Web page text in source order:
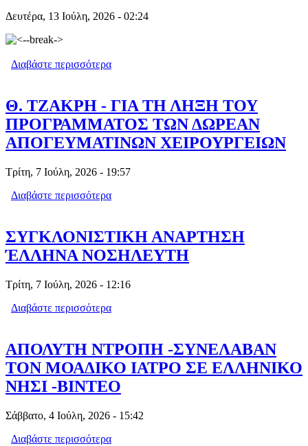
Δευτέρα, 13 Ιούλη, 2026 - 02:24
Διαβάστε περισσότερα
Θ. ΤΖΑΚΡΗ - ΓΙΑ ΤΗ ΛΗΞΗ ΤΟΥ
ΠΡΟΓΡΑΜΜΑΤΟΣ ΤΩΝ ΔΩΡΕΑΝ
ΑΠΟΓΕΥΜΑΤΙΝΩΝ ΧΕΙΡΟΥΡΓΕΙΩΝ
Τρίτη, 7 Ιούλη, 2026 - 19:57
Διαβάστε περισσότερα
ΣΥΓΚΛΟΝΙΣΤΙΚΗ ΑΝΑΡΤΗΣΗ
ΈΛΛΗΝΑ ΝΟΣΗΛΕΥΤΗ
Τρίτη, 7 Ιούλη, 2026 - 12:16
Διαβάστε περισσότερα
ΑΠΟΛΥΤΗ ΝΤΡΟΠΗ -ΣΥΝΕΛΑΒΑΝ
ΤΟΝ ΜΟΑΔΙΚΟ ΙΑΤΡΟ ΣΕ ΕΛΛΗΝΙΚΟ
ΝΗΣΙ -ΒΙΝΤΕΟ
Σάββατο, 4 Ιούλη, 2026 - 15:42
Διαβάστε περισσότερα